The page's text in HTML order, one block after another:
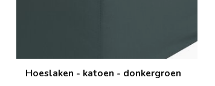
Hoeslaken - katoen - donkergroen